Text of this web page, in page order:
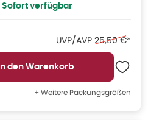
Sofort verfügbar
UVP/AVP Ehemaliger
25,50 €*
In den Warenkorb
+ Weitere Packungsgrößen